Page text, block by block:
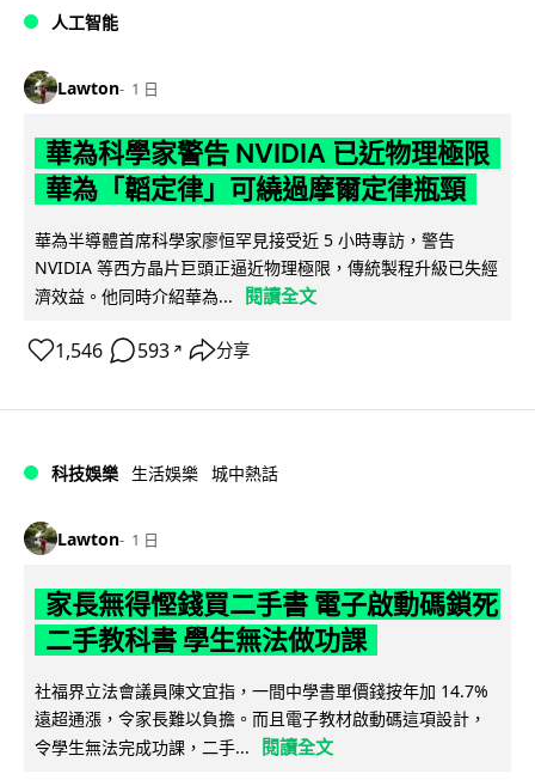
人工智能
Lawton 1 日
華為科學家警告 NVIDIA 已近物理極限
華為「韜定律」可繞過摩爾定律瓶頸
華為半導體首席科學家廖恒罕見接受近 5 小時專訪，警告
NVIDIA 等西方晶片巨頭正逼近物理極限，傳統製程升級已失經
濟效益。他同時介紹華為...
閱讀全文
1,546 593 ↗ 分享
科技娛樂 生活娛樂 城中熱話
Lawton 1 日
家長無得慳錢買二手書 電子啟動碼鎖死
二手教科書 學生無法做功課
社福界立法會議員陳文宜指，一間中學書單價錢按年加 14.7%
遠超通漲，令家長難以負擔。而且電子教材啟動碼這項設計，
令學生無法完成功課，二手...
閱讀全文